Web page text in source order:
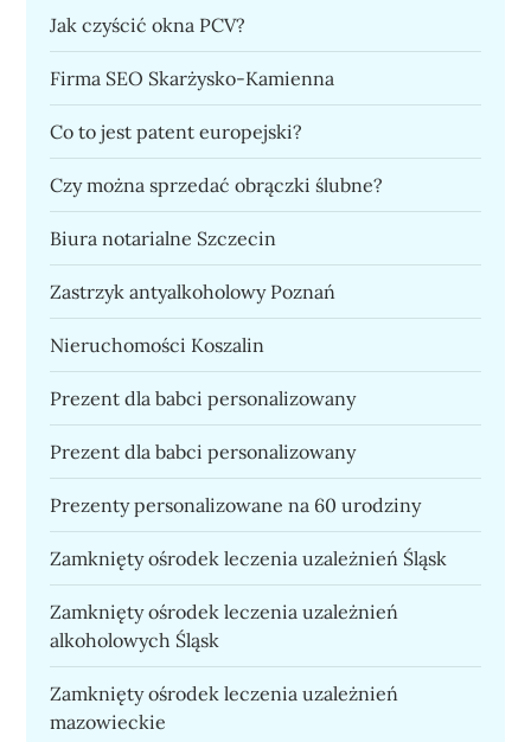
Jak czyścić okna PCV?
Firma SEO Skarżysko-Kamienna
Co to jest patent europejski?
Czy można sprzedać obrączki ślubne?
Biura notarialne Szczecin
Zastrzyk antyalkoholowy Poznań
Nieruchomości Koszalin
Prezent dla babci personalizowany
Prezent dla babci personalizowany
Prezenty personalizowane na 60 urodziny
Zamknięty ośrodek leczenia uzależnień Śląsk
Zamknięty ośrodek leczenia uzależnień
alkoholowych Śląsk
Zamknięty ośrodek leczenia uzależnień
mazowieckie